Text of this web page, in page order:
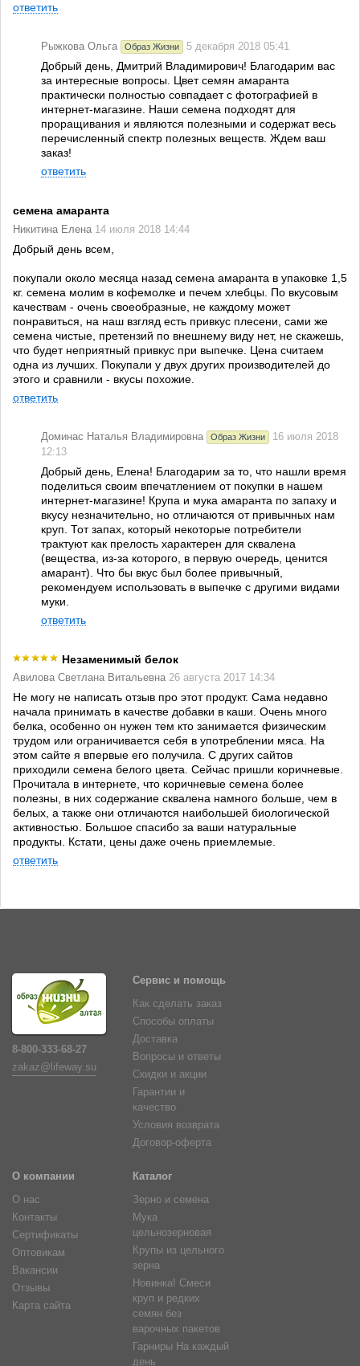
ответить
Рыжкова Ольга Образ Жизни 5 декабря 2018 05:41
Добрый день, Дмитрий Владимирович! Благодарим вас
за интересные вопросы. Цвет семян амаранта
практически полностью совпадает с фотографией в
интернет-магазине. Наши семена подходят для
проращивания и являются полезными и содержат весь
перечисленный спектр полезных веществ. Ждем ваш
заказ!
ответить
семена амаранта
Никитина Елена 14 июля 2018 14:44
Добрый день всем,
покупали около месяца назад семена амаранта в упаковке 1,5
кг. семена молим в кофемолке и печем хлебцы. По вкусовым
качествам - очень своеобразные, не каждому может
понравиться, на наш взгляд есть привкус плесени, сами же
семена чистые, претензий по внешнему виду нет, не скажешь,
что будет неприятный привкус при выпечке. Цена считаем
одна из лучших. Покупали у двух других производителей до
этого и сравнили - вкусы похожие.
ответить
Доминас Наталья Владимировна Образ Жизни
16 июля 2018
12:13
Добрый день, Елена! Благодарим за то, что нашли время
поделиться своим впечатлением от покупки в нашем
интернет-магазине! Крупа и мука амаранта по запаху и
вкусу незначительно, но отличаются от привычных нам
круп. Тот запах, который некоторые потребители
трактуют как прелость характерен для сквалена
(вещества, из-за которого, в первую очередь, ценится
амарант). Что бы вкус был более привычный,
рекомендуем использовать в выпечке с другими видами
муки.
ответить
Незаменимый белок
Авилова Светлана Витальевна 26 августа 2017 14:34
Не могу не написать отзыв про этот продукт. Сама недавно
начала принимать в качестве добавки в каши. Очень много
белка, особенно он нужен тем кто занимается физическим
трудом или ограничивается себя в употреблении мяса. На
этом сайте я впервые его получила. С других сайтов
приходили семена белого цвета. Сейчас пришли коричневые.
Прочитала в интернете, что коричневые семена более
полезны, в них содержание сквалена намного больше, чем в
белых, а также они отличаются наибольшей биологической
активностью. Большое спасибо за ваши натуральные
продукты. Кстати, цены даже очень приемлемые.
ответить
8-800-333-68-27
zakaz@lifeway.su
Сервис и помощь
Как сделать заказ
Способы оплаты
Доставка
Вопросы и ответы
Скидки и акции
Гарантии и
качество
Условия возврата
Договор-оферта
О компании
О нас
Контакты
Сертификаты
Оптовикам
Вакансии
Отзывы
Карта сайта
Каталог
Зерно и семена
Мука
цельнозерновая
Крупы из цельного
зерна
Новинка! Смеси
круп и редких
семян без
варочных пакетов
Гарниры На каждый
день